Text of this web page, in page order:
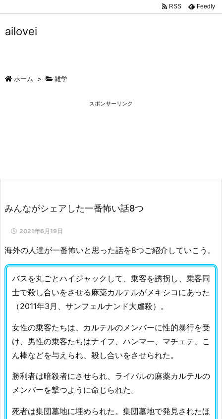
RSS Feedly
ailovei
ホーム > 雑学
スポンサーリンク
みんながシェアした一番怖い話8つ
2021年6月19日
海外の人達が一番怖いと思った話を8つご紹介していこう。
バスを丸ごとハイジャックして、乗客を誘拐し、乗客同
士で殺し合いをさせる麻薬カルテルがメキシコにあった
（2011年3月、サンフェルナンド大虐殺）。
女性の乗客たちは、カルテルのメンバーに性的暴行を受
け、男性の乗客たちはナイフ、ハンマー、マチェテ、こ
ん棒などを与えられ、殺し合いをさせられた。
勝利者は暗殺者にさせられ、ライバルの麻薬カルテルの
メンバーを撃つように命じられた。
死者は集団墓地に埋められた。集団墓地で発見されたほ